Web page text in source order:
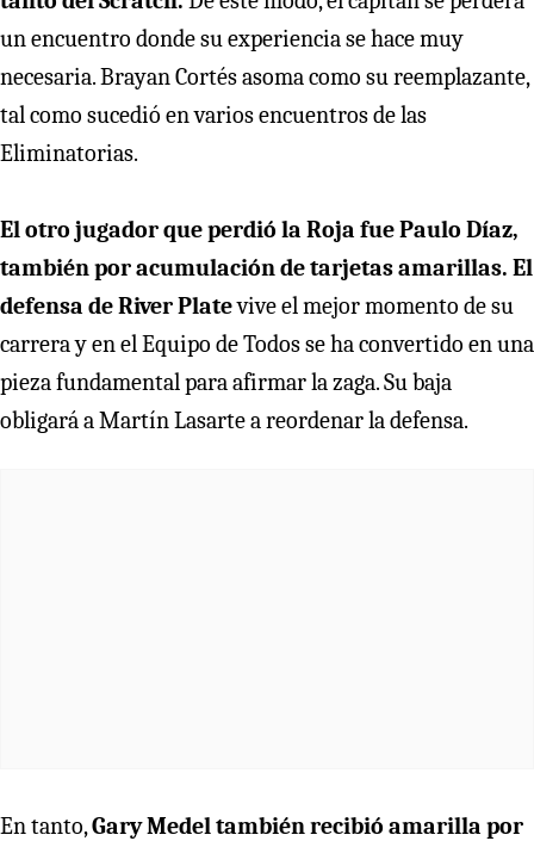
un encuentro donde su experiencia se hace muy
necesaria. Brayan Cortés asoma como su reemplazante,
tal como sucedió en varios encuentros de las
Eliminatorias.
El otro jugador que perdió la Roja fue Paulo Díaz,
también por acumulación de tarjetas amarillas. El
defensa de River Platevive el mejor momento de su
carrera y en el Equipo de Todos se ha convertido en una
pieza fundamental para afirmar la zaga. Su baja
obligará a Martín Lasarte a reordenar la defensa.
En tanto,Gary Medel también recibió amarilla por